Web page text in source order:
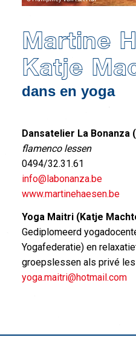
Martine
Katje
dans en yoga
Dansatelier La Bonanza
flamenco lessen
0494/32.31.61
info@labonanza.be
www.martinehaesen.be
Yoga Maitri (Katje
Gediplomeerd
Yogafederatie) en
groepslessen als privé
yoga.maitri@hotmail.com